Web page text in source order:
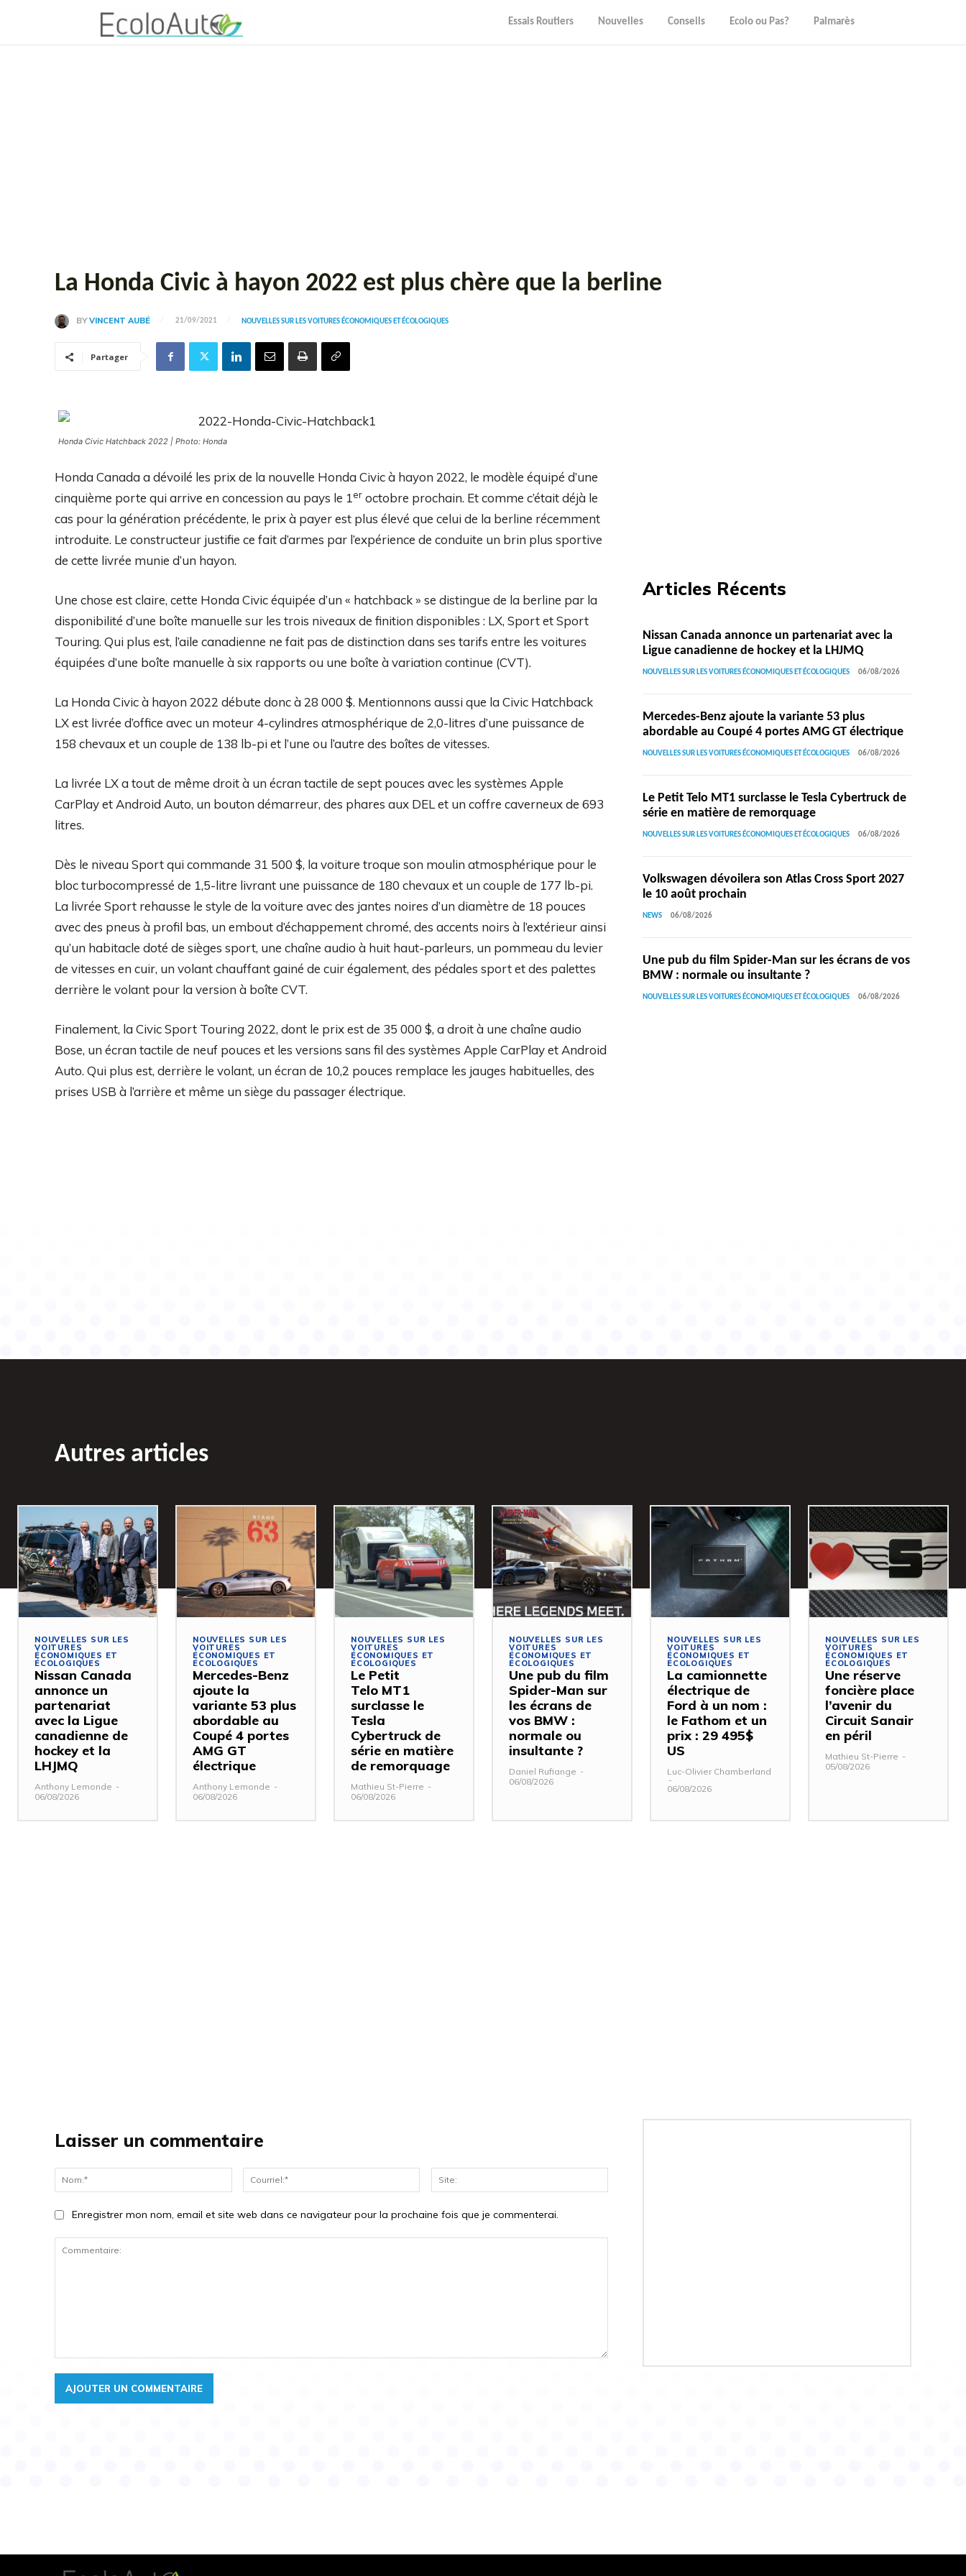
Essais Routiers Nouvelles Conseils Ecolo ou Pas? Palmarès
La Honda Civic à hayon 2022 est plus chère que la berline
BY VINCENT AUBÉ 21/09/2021 NOUVELLES SUR LES VOITURES ÉCONOMIQUES ET ÉCOLOGIQUES
Partager
Honda Civic Hatchback 2022 | Photo: Honda
Honda Canada a dévoilé les prix de la nouvelle Honda Civic à hayon 2022, le modèle équipé d’une
cinquième porte qui arrive en concession au pays le 1er octobre prochain. Et comme c’était déjà le
cas pour la génération précédente, le prix à payer est plus élevé que celui de la berline récemment
introduite. Le constructeur justifie ce fait d’armes par l’expérience de conduite un brin plus sportive
de cette livrée munie d’un hayon.
Une chose est claire, cette Honda Civic équipée d’un « hatchback » se distingue de la berline par la
disponibilité d’une boîte manuelle sur les trois niveaux de finition disponibles : LX, Sport et Sport
Touring. Qui plus est, l’aile canadienne ne fait pas de distinction dans ses tarifs entre les voitures
équipées d’une boîte manuelle à six rapports ou une boîte à variation continue (CVT).
La Honda Civic à hayon 2022 débute donc à 28 000 $. Mentionnons aussi que la Civic Hatchback
LX est livrée d’office avec un moteur 4-cylindres atmosphérique de 2,0-litres d’une puissance de
158 chevaux et un couple de 138 lb-pi et l’une ou l’autre des boîtes de vitesses.
La livrée LX a tout de même droit à un écran tactile de sept pouces avec les systèmes Apple
CarPlay et Android Auto, un bouton démarreur, des phares aux DEL et un coffre caverneux de 693
litres.
Dès le niveau Sport qui commande 31 500 $, la voiture troque son moulin atmosphérique pour le
bloc turbocompressé de 1,5-litre livrant une puissance de 180 chevaux et un couple de 177 lb-pi.
La livrée Sport rehausse le style de la voiture avec des jantes noires d’un diamètre de 18 pouces
avec des pneus à profil bas, un embout d’échappement chromé, des accents noirs à l’extérieur ainsi
qu’un habitacle doté de sièges sport, une chaîne audio à huit haut-parleurs, un pommeau du levier
de vitesses en cuir, un volant chauffant gainé de cuir également, des pédales sport et des palettes
derrière le volant pour la version à boîte CVT.
Finalement, la Civic Sport Touring 2022, dont le prix est de 35 000 $, a droit à une chaîne audio
Bose, un écran tactile de neuf pouces et les versions sans fil des systèmes Apple CarPlay et Android
Auto. Qui plus est, derrière le volant, un écran de 10,2 pouces remplace les jauges habituelles, des
prises USB à l’arrière et même un siège du passager électrique.
Articles Récents
Nissan Canada annonce un partenariat avec la
Ligue canadienne de hockey et la LHJMQ
NOUVELLES SUR LES VOITURES ÉCONOMIQUES ET ÉCOLOGIQUES 06/08/2026
Mercedes-Benz ajoute la variante 53 plus
abordable au Coupé 4 portes AMG GT électrique
NOUVELLES SUR LES VOITURES ÉCONOMIQUES ET ÉCOLOGIQUES 06/08/2026
Le Petit Telo MT1 surclasse le Tesla Cybertruck de
série en matière de remorquage
NOUVELLES SUR LES VOITURES ÉCONOMIQUES ET ÉCOLOGIQUES 06/08/2026
Volkswagen dévoilera son Atlas Cross Sport 2027
le 10 août prochain
NEWS 06/08/2026
Une pub du film Spider-Man sur les écrans de vos
BMW : normale ou insultante ?
NOUVELLES SUR LES VOITURES ÉCONOMIQUES ET ÉCOLOGIQUES 06/08/2026
Autres articles
NOUVELLES SUR LES
VOITURES
ÉCONOMIQUES ET
ÉCOLOGIQUES
Nissan Canada
annonce un
partenariat
avec la Ligue
canadienne de
hockey et la
LHJMQ
Anthony Lemonde -
06/08/2026
NOUVELLES SUR LES
VOITURES
ÉCONOMIQUES ET
ÉCOLOGIQUES
Mercedes-Benz
ajoute la
variante 53 plus
abordable au
Coupé 4 portes
AMG GT
électrique
Anthony Lemonde -
06/08/2026
NOUVELLES SUR LES
VOITURES
ÉCONOMIQUES ET
ÉCOLOGIQUES
Le Petit
Telo MT1
surclasse le
Tesla
Cybertruck de
série en matière
de remorquage
Mathieu St-Pierre -
06/08/2026
NOUVELLES SUR LES
VOITURES
ÉCONOMIQUES ET
ÉCOLOGIQUES
Une pub du film
Spider-Man sur
les écrans de
vos BMW :
normale ou
insultante ?
Daniel Rufiange -
06/08/2026
NOUVELLES SUR LES
VOITURES
ÉCONOMIQUES ET
ÉCOLOGIQUES
La camionnette
électrique de
Ford à un nom :
le Fathom et un
prix : 29 495$
US
Luc-Olivier Chamberland
-
06/08/2026
NOUVELLES SUR LES
VOITURES
ÉCONOMIQUES ET
ÉCOLOGIQUES
Une réserve
foncière place
l’avenir du
Circuit Sanair
en péril
Mathieu St-Pierre -
05/08/2026
Laisser un commentaire
Enregistrer mon nom, email et site web dans ce navigateur pour la prochaine fois que je commenterai.